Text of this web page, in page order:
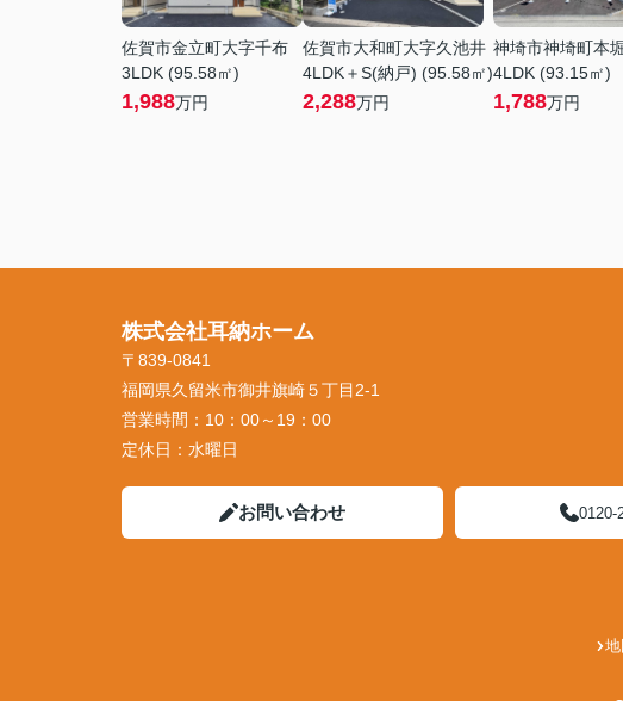
佐賀市金立町大字千布
3LDK (95.58㎡)
1,988万円
佐賀市大和町大字久池井
4LDK＋S(納戸) (95.58㎡)
2,288万円
神埼市神埼町本
4LDK (93.15㎡)
1,788万円
株式会社耳納ホーム
〒839-0841
福岡県久留米市御井旗崎５丁目2-1
営業時間： 10：00～19：00
定休日： 水曜日
お問い合わせ 0120-